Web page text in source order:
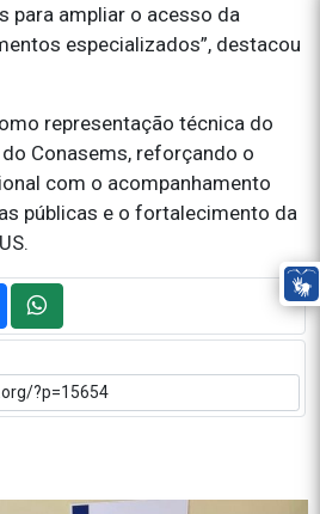
para ampliar o acesso da
especializados”, destacou
representação técnica do
do Conasems, reforçando o
com o acompanhamento
públicas e o fortalecimento da